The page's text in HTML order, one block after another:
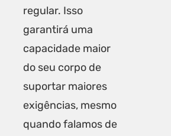
regular. Isso
garantirá uma
capacidade maior
do seu corpo de
suportar maiores
exigências, mesmo
quando falamos de